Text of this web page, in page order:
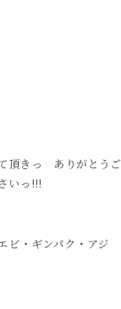
頂きっ ありがとう
いっ!!!
ビ・ギンパク・アジ